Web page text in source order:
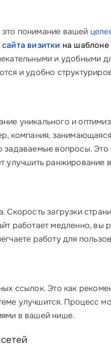
понимание вашей
визитки на
и удобными
и удобно
уникального и
компания, занимающаяся
задаваемые вопросы.
улучшить ранжирование
Скорость загрузки
работает медленно, вы
работу для
ссылок. Это как
улучшится. Процесс
в вашей нише.